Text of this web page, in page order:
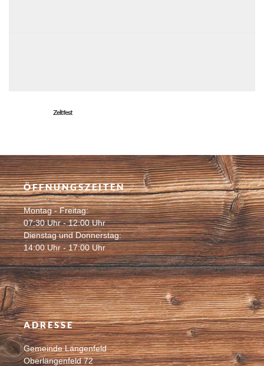
Zeltfest
ÖFFNUNGSZEITEN
Montag - Freitag:
07:30 Uhr - 12:00 Uhr
Dienstag und Donnerstag:
14:00 Uhr - 17:00 Uhr
ADRESSE
Gemeinde Längenfeld
Oberlängenfeld 72